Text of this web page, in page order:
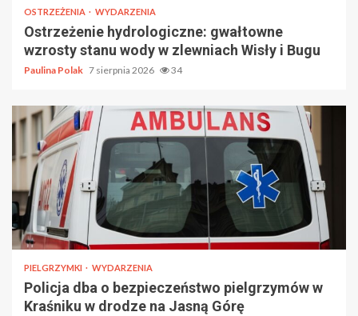
OSTRZEŻENIA WYDARZENIA
Ostrzeżenie hydrologiczne: gwałtowne
wzrosty stanu wody w zlewniach Wisły i Bugu
Paulina Polak 7 sierpnia 2026 34
PIELGRZYMKI WYDARZENIA
Policja dba o bezpieczeństwo pielgrzymów w
Kraśniku w drodze na Jasną Górę